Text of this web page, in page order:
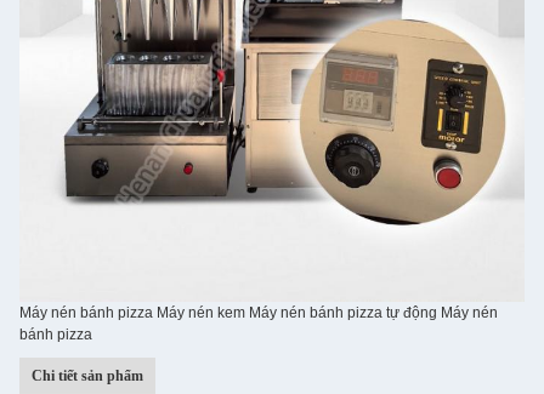
Máy nén bánh pizza Máy nén kem Máy nén bánh pizza tự động Máy nén
bánh pizza
Chi tiết sản phẩm